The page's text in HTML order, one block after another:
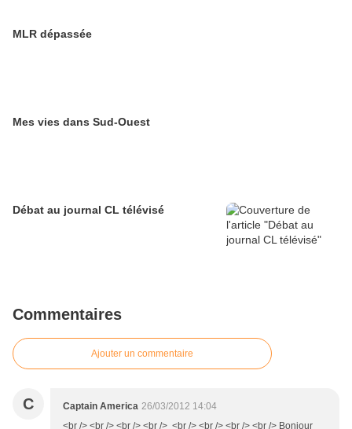
MLR dépassée
Mes vies dans Sud-Ouest
Débat au journal CL télévisé
Commentaires
Ajouter un commentaire
C Captain America 26/03/2012 14:04
<br /> <br /> <br /> <br /> <br /> <br /> <br /> <br /> Bonjour